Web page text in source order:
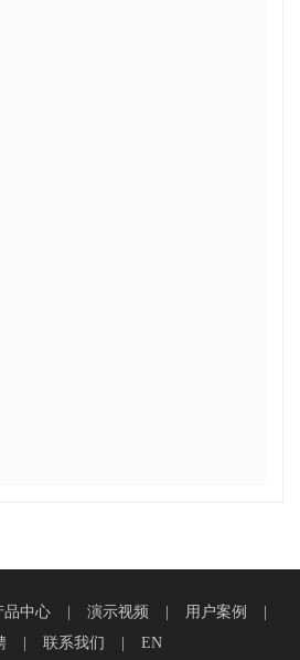
品中心 演示视频 用户案例
联系我们 EN